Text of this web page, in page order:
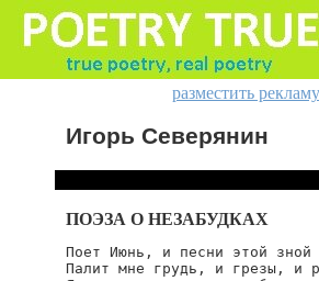
разместить рекламу
Игорь Северянин
ПОЭЗА О НЕЗАБУДКАХ
Поет Июнь, и песни этой зной
Палит мне грудь, и грезы, и